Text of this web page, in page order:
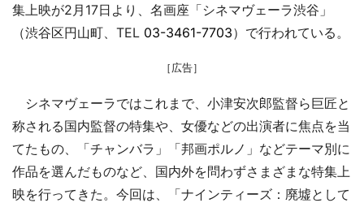
集上映が2月17日より、名画座「シネマヴェーラ渋谷」
（渋谷区円山町、TEL 03-3461-7703）で行われている。
［広告］
シネマヴェーラではこれまで、小津安次郎監督ら巨匠と
称される国内監督の特集や、女優などの出演者に焦点を当
てたもの、「チャンバラ」「邦画ポルノ」などテーマ別に
作品を選んだものなど、国内外を問わずさまざまな特集上
映を行ってきた。今回は、「ナインティーズ：廃墟として